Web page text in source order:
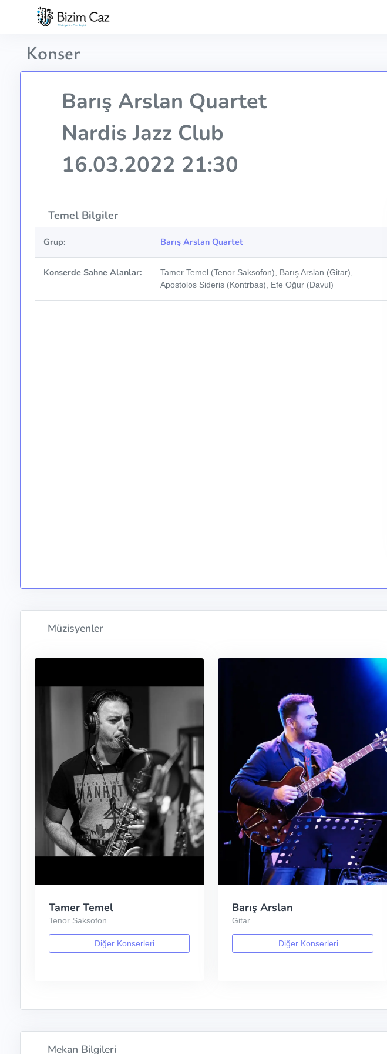
Konser
Barış Arslan Quartet
Nardis Jazz Club
16.03.2022 21:30
Temel Bilgiler
Grup: Barış Arslan Quartet
Konserde Sahne Alanlar:
Tamer Temel (Tenor Saksofon), Barış Arslan (Gitar),
Apostolos Sideris (Kontrbas), Efe Oğur (Davul)
Müzisyenler
Tamer Temel
Tenor Saksofon
Diğer Konserleri
Barış Arslan
Gitar
Diğer Konserleri
Mekan Bilgileri